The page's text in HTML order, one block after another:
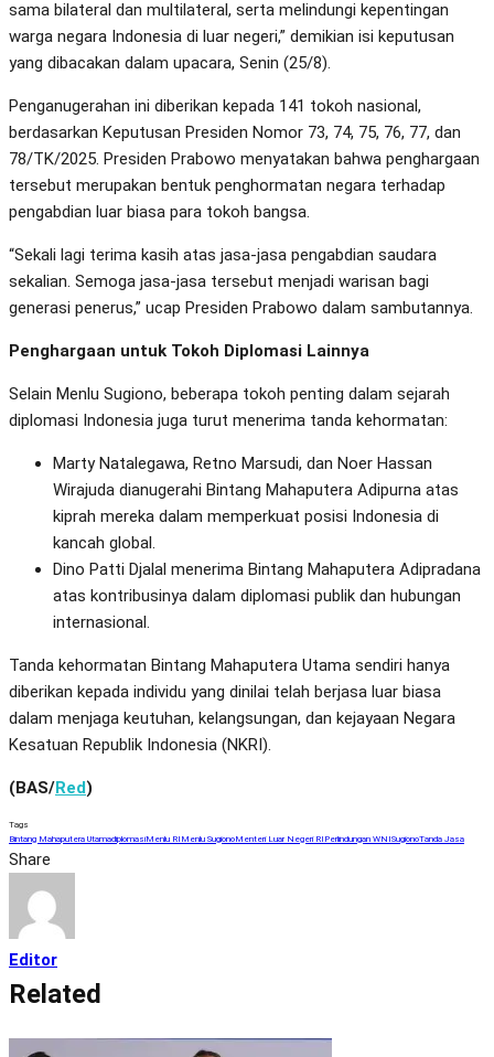
sama bilateral dan multilateral, serta melindungi kepentingan
warga negara Indonesia di luar negeri,” demikian isi keputusan
yang dibacakan dalam upacara, Senin (25/8).
Penganugerahan ini diberikan kepada 141 tokoh nasional,
berdasarkan Keputusan Presiden Nomor 73, 74, 75, 76, 77, dan
78/TK/2025. Presiden Prabowo menyatakan bahwa penghargaan
tersebut merupakan bentuk penghormatan negara terhadap
pengabdian luar biasa para tokoh bangsa.
“Sekali lagi terima kasih atas jasa-jasa pengabdian saudara
sekalian. Semoga jasa-jasa tersebut menjadi warisan bagi
generasi penerus,” ucap Presiden Prabowo dalam sambutannya.
Penghargaan untuk Tokoh Diplomasi Lainnya
Selain Menlu Sugiono, beberapa tokoh penting dalam sejarah
diplomasi Indonesia juga turut menerima tanda kehormatan:
Marty Natalegawa, Retno Marsudi, dan Noer Hassan
Wirajuda dianugerahi Bintang Mahaputera Adipurna atas
kiprah mereka dalam memperkuat posisi Indonesia di
kancah global.
Dino Patti Djalal menerima Bintang Mahaputera Adipradana
atas kontribusinya dalam diplomasi publik dan hubungan
internasional.
Tanda kehormatan Bintang Mahaputera Utama sendiri hanya
diberikan kepada individu yang dinilai telah berjasa luar biasa
dalam menjaga keutuhan, kelangsungan, dan kejayaan Negara
Kesatuan Republik Indonesia (NKRI).
(BAS/Red)
Tags
Bintang Mahaputera UtamadiplomasiMenlu RI Menlu SugionoMenteri Luar Negeri RI Perlindungan WNISugionoTanda Jasa
Share
Editor
Related